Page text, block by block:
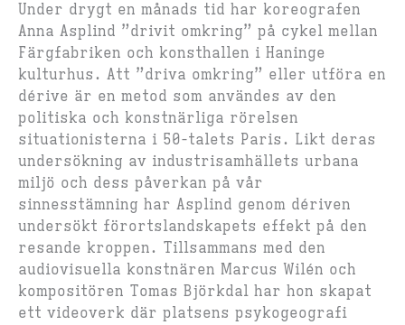
Under drygt en månads tid har koreografen
Anna Asplind ”drivit omkring” på cykel mellan
Färgfabriken och konsthallen i Haninge
kulturhus. Att ”driva omkring” eller utföra en
dérive är en metod som användes av den
politiska och konstnärliga rörelsen
situationisterna i 50-talets Paris. Likt deras
undersökning av industrisamhällets urbana
miljö och dess påverkan på vår
sinnesstämning har Asplind genom dériven
undersökt förortslandskapets effekt på den
resande kroppen. Tillsammans med den
audiovisuella konstnären Marcus Wilén och
kompositören Tomas Björkdal har hon skapat
ett videoverk där platsens psykogeografi